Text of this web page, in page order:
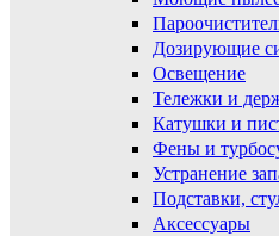
Дозирующие
Освещение
Тележки и
Катушки и
Фены и
Устранение
Подставки,
Аксессуары